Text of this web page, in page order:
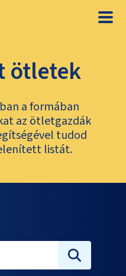
ötletek
a formában
az ötletgazdák
tudod
listát.